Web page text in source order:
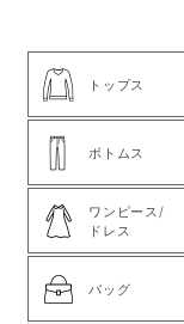
トップス
ボトムス
ワンピース/
ドレス
バッグ